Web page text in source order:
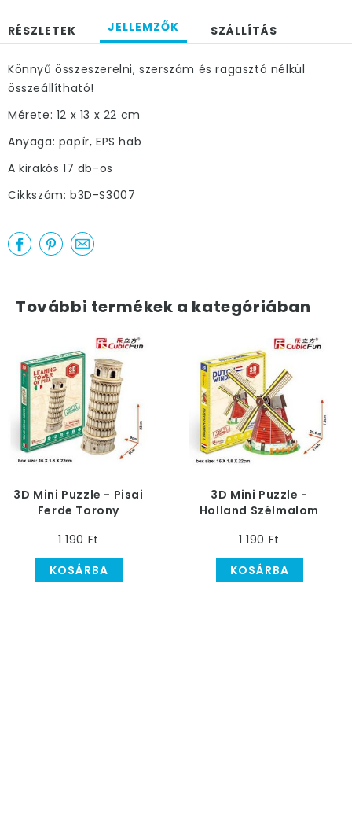
RÉSZLETEK JELLEMZŐK SZÁLLÍTÁS
Könnyű összeszerelni, szerszám és ragasztó nélkül
összeállítható!
Mérete: 12 x 13 x 22 cm
Anyaga: papír, EPS hab
A kirakós 17 db-os
Cikkszám: b3D-S3007
További termékek a kategóriában
3D Mini Puzzle - Pisai
Ferde Torony
1 190 Ft
KOSÁRBA
3D Mini Puzzle -
Holland Szélmalom
1 190 Ft
KOSÁRBA